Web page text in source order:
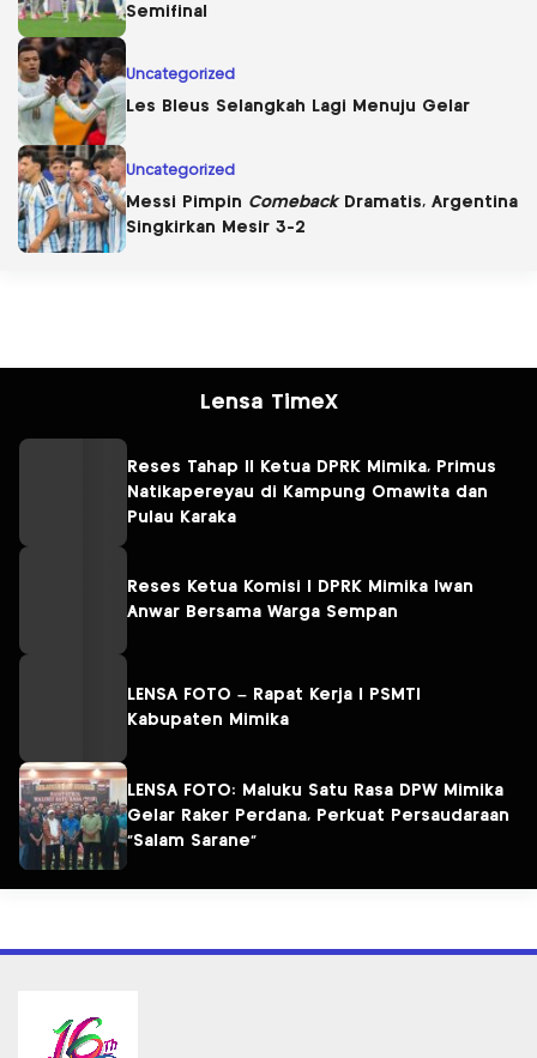
Semifinal
Uncategorized
Les Bleus Selangkah Lagi Menuju Gelar
Uncategorized
Messi Pimpin ComebackDramatis, Argentina
Singkirkan Mesir 3-2
Lensa TimeX
Reses Tahap II Ketua DPRK Mimika, Primus
Natikapereyau di Kampung Omawita dan
Pulau Karaka
Reses Ketua Komisi I DPRK Mimika Iwan
Anwar Bersama Warga Sempan
LENSA FOTO – Rapat Kerja I PSMTI
Kabupaten Mimika
LENSA FOTO: Maluku Satu Rasa DPW Mimika
Gelar Raker Perdana, Perkuat Persaudaraan
“Salam Sarane”